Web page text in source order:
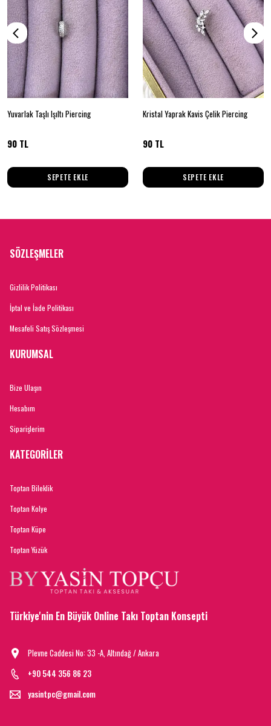
Yuvarlak Taşlı Işıltı Piercing
90 TL
SEPETE EKLE
Kristal Yaprak Kavis Çelik Piercing
90 TL
SEPETE EKLE
SÖZLEŞMELER
Gizlilik Politikası
İptal ve İade Politikası
Mesafeli Satış Sözleşmesi
KURUMSAL
Bize Ulaşın
Hesabım
Siparişlerim
KATEGORİLER
Toptan Bileklik
Toptan Kolye
Toptan Küpe
Toptan Yüzük
Türkiye'nin En Büyük Online Takı Toptan Konsepti
Plevne Caddesi No: 33 -A, Altındağ / Ankara
+90 544 356 86 23
yasintpc@gmail.com